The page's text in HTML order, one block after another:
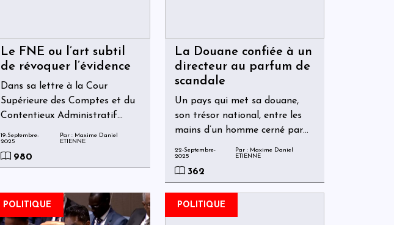
Le FNE ou l’art subtil
de révoquer l’évidence
Dans sa lettre à la Cour
Supérieure des Comptes et du
Contentieux Administratif
une décision sans faute, sans
procédure, sans justification,
poste stratégique et
décourager toute personne
19-Septembre-
2025
Par : Maxime Daniel
ETIENNE
980
La Douane confiée à un
directeur au parfum de
scandale
Un pays qui met sa douane,
son trésor national, entre les
mains d’un homme cerné par
ridiculise pas seulement devant
le monde. Il se met une balle
même qu’il aurait laissée
passer à la frontière.
22-Septembre-
2025
Par : Maxime Daniel
ETIENNE
362
POLITIQUE POLITIQUE